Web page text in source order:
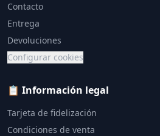
Contacto
Entrega
Devoluciones
Configurar cookies
📋 Información legal
Tarjeta de fidelización
Condiciones de venta